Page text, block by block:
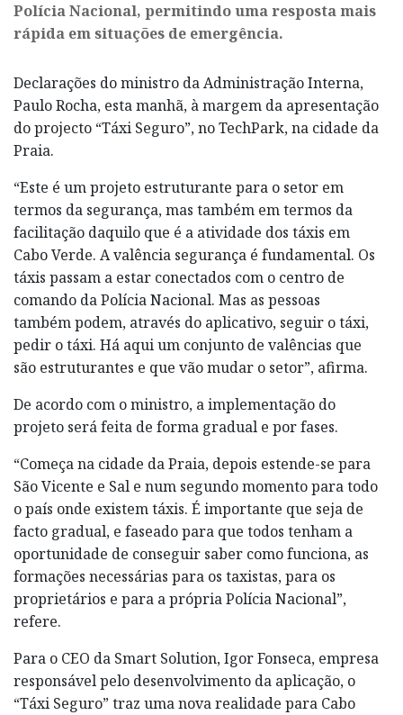
Polícia Nacional, permitindo uma resposta mais
rápida em situações de emergência.
Declarações do ministro da Administração Interna,
Paulo Rocha, esta manhã, à margem da apresentação
do projecto “Táxi Seguro”, no TechPark, na cidade da
Praia.
“Este é um projeto estruturante para o setor em
termos da segurança, mas também em termos da
facilitação daquilo que é a atividade dos táxis em
Cabo Verde. A valência segurança é fundamental. Os
táxis passam a estar conectados com o centro de
comando da Polícia Nacional. Mas as pessoas
também podem, através do aplicativo, seguir o táxi,
pedir o táxi. Há aqui um conjunto de valências que
são estruturantes e que vão mudar o setor”, afirma.
De acordo com o ministro, a implementação do
projeto será feita de forma gradual e por fases.
“Começa na cidade da Praia, depois estende-se para
São Vicente e Sal e num segundo momento para todo
o país onde existem táxis. É importante que seja de
facto gradual, e faseado para que todos tenham a
oportunidade de conseguir saber como funciona, as
formações necessárias para os taxistas, para os
proprietários e para a própria Polícia Nacional”,
refere.
Para o CEO da Smart Solution, Igor Fonseca, empresa
responsável pelo desenvolvimento da aplicação, o
“Táxi Seguro” traz uma nova realidade para Cabo